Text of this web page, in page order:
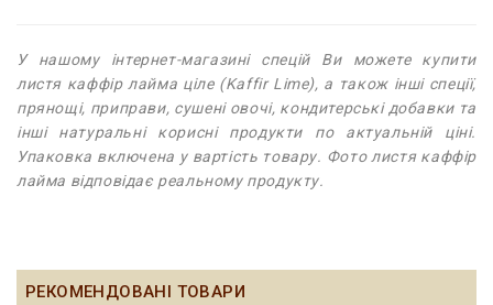
У нашому інтернет-магазині спецій Ви можете купити
листя каффір лайма ціле (Kaffir Lime), а також інші спеції,
прянощі, приправи, сушені овочі, кондитерські добавки та
інші натуральні корисні продукти по актуальній ціні.
Упаковка включена у вартість товару. Фото листя каффір
лайма відповідає реальному продукту.
РЕКОМЕНДОВАНІ ТОВАРИ